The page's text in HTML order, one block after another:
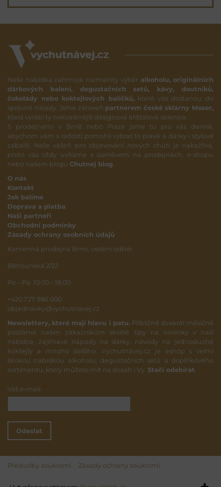
Naše nabídka zahrnuje rozmanitý výběr alkoholu, originálních
dárkových balení, degustačních setů, kávy, doutníků,
čokolády nebo koktejlových balíčků,které vás dostanou do
správné nálady. Jsme zároveň partnerem české sklárny Moser,
která vyrábí ty nekvalitnější designové křišťálové sklenice.
S prodejnami v Brně nebo Praze jsme tu pro vás denně,
abychom vám s radostí pomohli vybrat to pravé a dárky i stylově
zabalili. Naše vášeň pro objevování nových chutí je nakažlivá,
proto vás vždy uvítáme s úsměvem na prodejnách, e-shopu
nebo našem blogu Chutnej blog.
O nás
Kontakt
Jak balíme
Doprava a platba
Naši partneři
Obchodní podmínky
Zásady ochrany osobních údajů
Kamenná prodejna Brno, osobní odběr
Běhounská 2/22
Po – Pá: 10:00 – 18:00
+420 727 986 000
objednavky@vychutnavej.cz
Newslettery, které mají hlavu i patu.Přibližně dvakrát měsíčně
posíláme našim zákazníkům skvělé tipy na novinky v naší
nabídce, zajímavé nápady na dárky, návody na jednoduché
koktejly a mnoho dalšího. Vychutnávej.cz je eshop s velmi
širokou nabídkou alkoholu, degustačních setů a doplňkového
sortimentu, který můžete mít na dosah i Vy. Stačí odebírat.
Váš e-mail:
Odeslat
Předvolby soukromí Zásady ochrany soukromí